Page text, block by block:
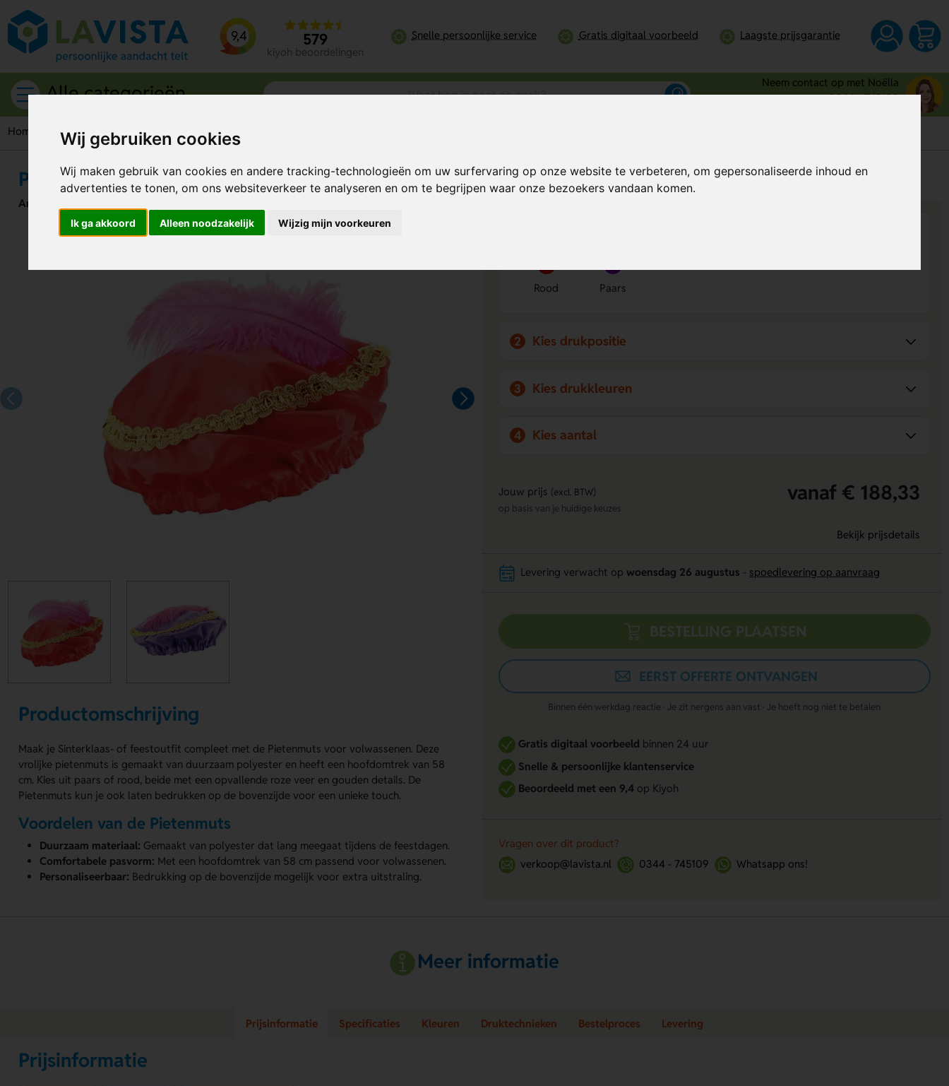
Wij gebruiken cookies
Wij maken gebruik van cookies en andere tracking-technologieën om uw surfervaring op onze website te verbeteren, om gepersonaliseerde inhoud en
advertenties te tonen, om ons websiteverkeer te analyseren en om te begrijpen waar onze bezoekers vandaan komen.
Ik ga akkoord Alleen noodzakelijk Wijzig mijn voorkeuren
9,4 579
kiyoh beoordelingen
Snelle persoonlijke service Gratis digitaal voorbeeld Laagste prijsgarantie
Alle categorieën
Neem contact op met Noëlla
0344 - 745109
Home Caps Mutsen Pietenmuts
Pietenmuts
Artikelnummer:
Productomschrijving
Maak je Sinterklaas- of feestoutfit compleet met de Pietenmuts voor volwassenen. Deze
vrolijke pietenmuts is gemaakt van duurzaam polyester en heeft een hoofdomtrek van 58
cm. Kies uit paars of rood, beide met een opvallende roze veer en gouden details. De
Pietenmuts kun je ook laten bedrukken op de bovenzijde voor een unieke touch.
Voordelen van de Pietenmuts
Duurzaam materiaal: Gemaakt van polyester dat lang meegaat tijdens de feestdagen.
Comfortabele pasvorm: Met een hoofdomtrek van 58 cm passend voor volwassenen.
Personaliseerbaar: Bedrukking op de bovenzijde mogelijk voor extra uitstraling.
Bereken mijn prijs Al vanaf€ 1,87per stuk (excl. BTW)
Rood Paars
2 Kies drukpositie
3 Kies drukkleuren
4 Kies aantal
Jouw prijs (excl. BTW) vanaf € 188,33
op basis van je huidige keuzes
Bekijk prijsdetails
Levering verwacht op woensdag 26 augustus spoedlevering op aanvraag
BESTELLING PLAATSEN
EERST OFFERTE ONTVANGEN
Binnen één werkdag reactie · Je zit nergens aan vast · Je hoeft nog niet te betalen
Gratis digitaal voorbeeldbinnen 24 uur
Snelle & persoonlijke klantenservice
Beoordeeld met een 9,4op Kiyoh
Vragen over dit product?
verkoop@lavista.nl
0344 - 745109 Whatsapp ons!
Meer informatie
Prijsinformatie Specificaties Kleuren Druktechnieken Bestelproces Levering
Prijsinformatie